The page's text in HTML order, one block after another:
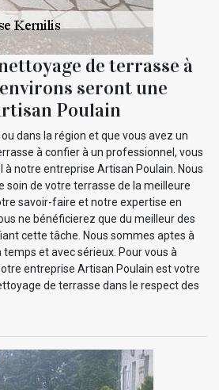
de terrasse à
seront une
Poulain
dans la région et que vous avez un
à confier à un professionnel, vous
notre entreprise Artisan Poulain. Nous
soin de votre terrasse de la meilleure
savoir-faire et notre expertise en
ne bénéficierez que du meilleur des
cette tâche. Nous sommes aptes à
et avec sérieux. Pour vous à
entreprise Artisan Poulain est votre
de terrasse dans le respect des